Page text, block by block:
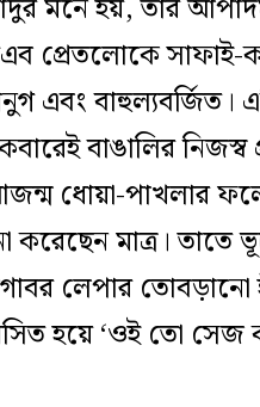
মনে হয়, তাঁর
প্রেতলোকে সাফাই-
এবং বাহুল্যবর্জিত।
বাঙালির নিজস্ব
ধোয়া-পাখলার
মাত্র। তাতে
লেপার তোবড়ানো
হয়ে ‘ওই তো সেজ